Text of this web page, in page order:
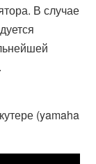
В случае
(yamaha